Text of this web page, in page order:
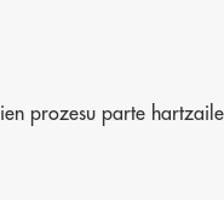
prozesu parte